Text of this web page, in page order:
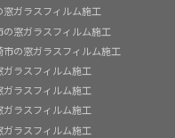
窓ガラスフィルム施工
の窓ガラスフィルム施工
市の窓ガラスフィルム施工
ガラスフィルム施工
ガラスフィルム施工
ガラスフィルム施工
ガラスフィルム施工